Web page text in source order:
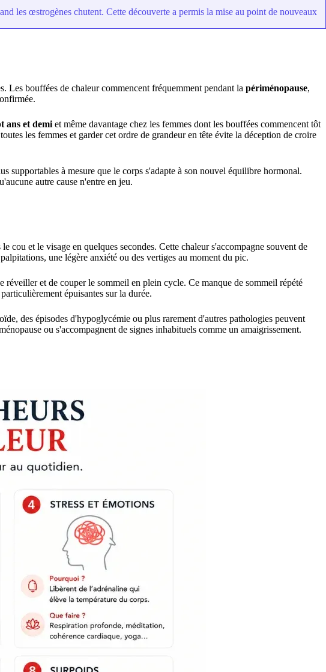
les œstrogènes chutent. Cette découverte a permis la mise au point de nouveaux
Les bouffées de chaleur commencent fréquemment pendant la périménopause,
ans et demi et même davantage chez les femmes dont les bouffées commencent tôt
les femmes et garder cet ordre de grandeur en tête évite la déception de croire
supportables à mesure que le corps s'adapte à son nouvel équilibre hormonal.
autre cause n'entre en jeu.
cou et le visage en quelques secondes. Cette chaleur s'accompagne souvent de
une légère anxiété ou des vertiges au moment du pic.
réveiller et de couper le sommeil en plein cycle. Ce manque de sommeil répété
épuisantes sur la durée.
des épisodes d'hypoglycémie ou plus rarement d'autres pathologies peuvent
ou s'accompagnent de signes inhabituels comme un amaigrissement.